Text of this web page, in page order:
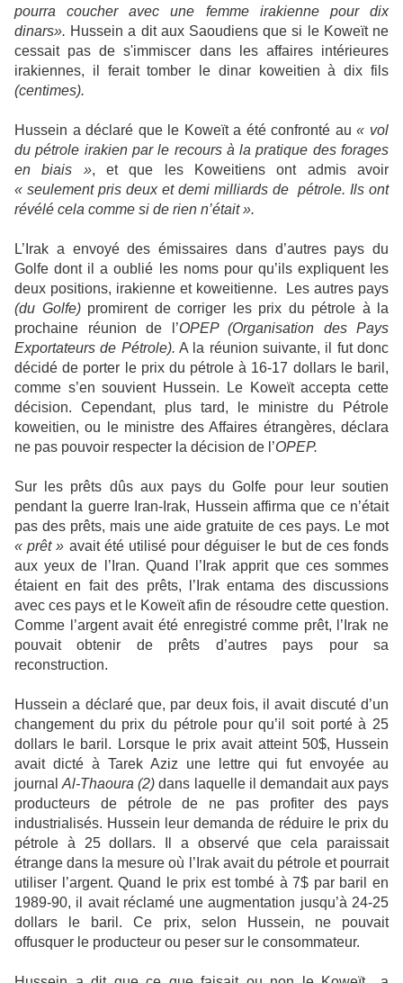
pourra coucher avec une femme irakienne pour dix
dinars». Hussein a dit aux Saoudiens que si le Koweït ne
cessait pas de s'immiscer dans les affaires intérieures
irakiennes, il ferait tomber le dinar koweitien à dix fils
(centimes).
Hussein a déclaré que le Koweït a été confronté au« vol
du pétrole irakien par le recours à la pratique des forages
en biais », et que les Koweitiens ont admis avoir
« seulement pris deux et demi milliards de pétrole. Ils ont
révélé cela comme si de rien n’était ».
L’Irak a envoyé des émissaires dans d’autres pays du
Golfe dont il a oublié les noms pour qu’ils expliquent les
deux positions, irakienne et koweitienne. Les autres pays
(du Golfe)promirent de corriger les prix du pétrole à la
prochaine réunion de l’OPEP (Organisation des Pays
Exportateurs de Pétrole). A la réunion suivante, il fut donc
décidé de porter le prix du pétrole à 16-17 dollars le baril,
comme s’en souvient Hussein. Le Koweït accepta cette
décision. Cependant, plus tard, le ministre du Pétrole
koweitien, ou le ministre des Affaires étrangères, déclara
ne pas pouvoir respecter la décision de l’OPEP.
Sur les prêts dûs aux pays du Golfe pour leur soutien
pendant la guerre Iran-Irak, Hussein affirma que ce n’était
pas des prêts, mais une aide gratuite de ces pays. Le mot
« prêt » avait été utilisé pour déguiser le but de ces fonds
aux yeux de l’Iran. Quand l’Irak apprit que ces sommes
étaient en fait des prêts, l’Irak entama des discussions
avec ces pays et le Koweït afin de résoudre cette question.
Comme l’argent avait été enregistré comme prêt, l’Irak ne
pouvait obtenir de prêts d’autres pays pour sa
reconstruction.
Hussein a déclaré que, par deux fois, il avait discuté d’un
changement du prix du pétrole pour qu’il soit porté à 25
dollars le baril. Lorsque le prix avait atteint 50$, Hussein
avait dicté à Tarek Aziz une lettre qui fut envoyée au
journalAl-Thaoura (2) dans laquelle il demandait aux pays
producteurs de pétrole de ne pas profiter des pays
industrialisés. Hussein leur demanda de réduire le prix du
pétrole à 25 dollars. Il a observé que cela paraissait
étrange dans la mesure où l’Irak avait du pétrole et pourrait
utiliser l’argent. Quand le prix est tombé à 7$ par baril en
1989-90, il avait réclamé une augmentation jusqu’à 24-25
dollars le baril. Ce prix, selon Hussein, ne pouvait
offusquer le producteur ou peser sur le consommateur.